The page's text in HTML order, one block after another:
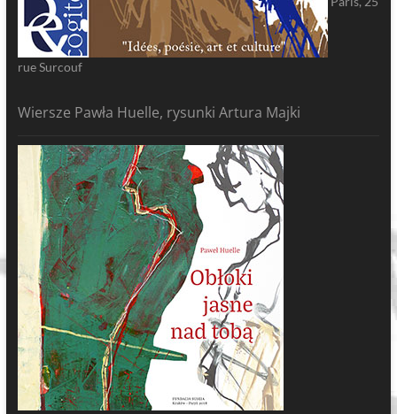
rue Surcouf
Wiersze Pawła Huelle, rysunki Artura Majki